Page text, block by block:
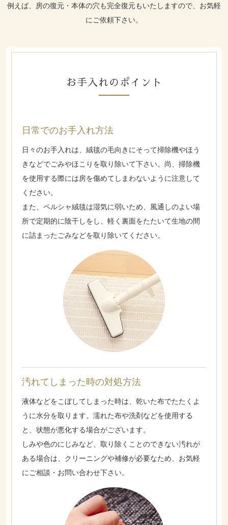
例えば、房の復元・本体の穴も完全復元もいたしますので、お気軽
にご依頼下さい。
お手入れのポイント
日常でのお手入れ方法
日々のお手入れは、絨毯の毛向きにそって掃除機やほう
きなどでごみやほこりを取り除いて下さい。尚、掃除機
を使用する際には房を傷めてしまわないように注意して
ください。
また、ペルシャ絨毯は湿気に弱いため、風通しのよい場
所で定期的に陰干しをし、軽く裏面をたたいて生地の間
に詰まったごみなどを取り除いてください。
汚れてしまった時の対処方法
液体などをこぼしてしまった時は、乾いた布でたたくよ
うに水分を取ります。濡れた布や洗剤などを使用する
と、状態が悪化する場合がございます。
しみや色のにじみなど、取り除くことのできない汚れが
ある場合は、クリーニングや補修が必要なため、お気軽
にご相談・お問い合わせ下さい。